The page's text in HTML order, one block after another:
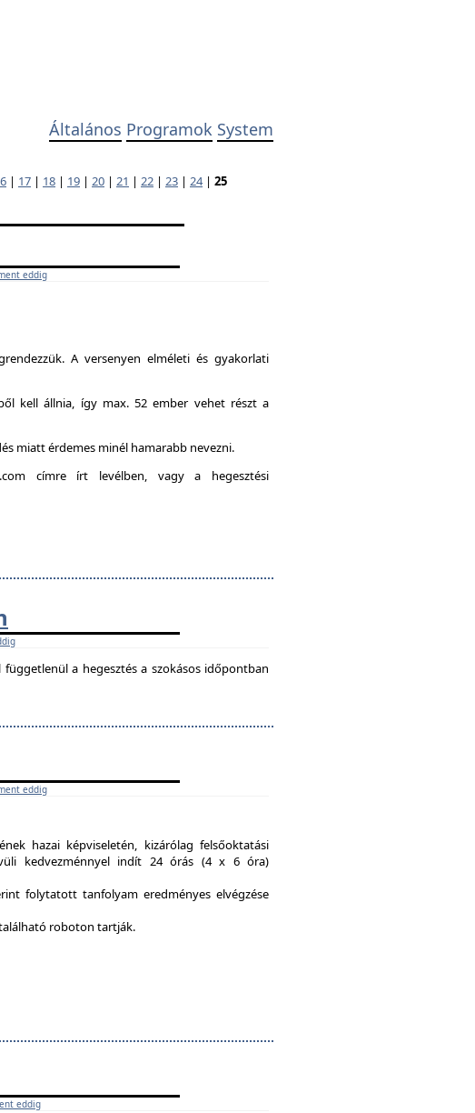
Általános Programok System
| 17 | 18 | 19 | 20 | 21 | 22 | 23 | 24| 25
eddig
A versenyen elméleti és gyakorlati
kell állnia, így max. 52 ember vehet részt a
miatt érdemes minél hamarabb nevezni.
címre írt levélben, vagy a hegesztési
a hegesztés a szokásos időpontban
eddig
hazai képviseletén, kizárólag felsőoktatási
kedvezménnyel indít 24 órás (4 x 6 óra)
folytatott tanfolyam eredményes elvégzése
roboton tartják.
eddig